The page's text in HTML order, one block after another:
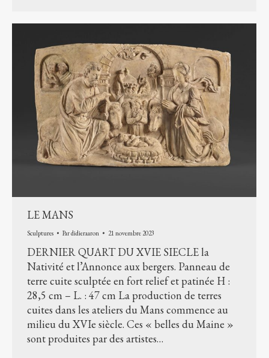
LE MANS
Sculptures Pardidieraaron 21 novembre 2023
DERNIER QUART DU XVIE SIECLE la
Nativité et l’Annonce aux bergers. Panneau de
terre cuite sculptée en fort relief et patinée H :
28,5 cm – L. : 47 cm La production de terres
cuites dans les ateliers du Mans commence au
milieu du XVIe siècle. Ces « belles du Maine »
sont produites par des artistes…